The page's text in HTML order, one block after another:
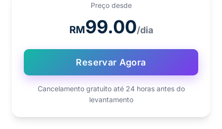
Preço desde
RM99.00/dia
Reservar Agora
Cancelamento gratuito até 24 horas antes do
levantamento